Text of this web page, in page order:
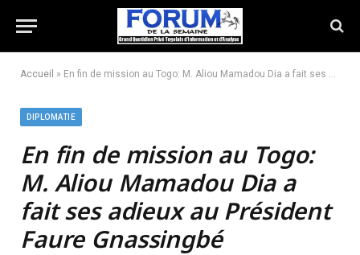
Accueil » En fin de mission au Togo: M. Aliou Mamadou Dia a fait ses adieux au Président Faure Gnassingbé
DIPLOMATIE
En fin de mission au Togo:
M. Aliou Mamadou Dia a
fait ses adieux au Président
Faure Gnassingbé